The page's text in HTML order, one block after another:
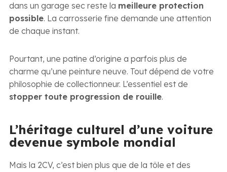
dans un garage sec reste la meilleure protection
possible. La carrosserie fine demande une attention
de chaque instant.
Pourtant, une patine d’origine a parfois plus de
charme qu’une peinture neuve. Tout dépend de votre
philosophie de collectionneur. L’essentiel est de
stopper toute progression de rouille.
L’héritage culturel d’une voiture
devenue symbole mondial
Mais la 2CV, c’est bien plus que de la tôle et des